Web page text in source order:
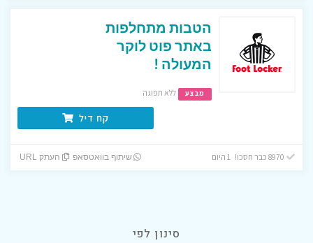
הטבות מתחלפות
באתר פוט לוקר
המעולה !
מבצע ללא תפוגה
קח דיל
שיתוף בוואטסאפ העתק URL
סינון לפי